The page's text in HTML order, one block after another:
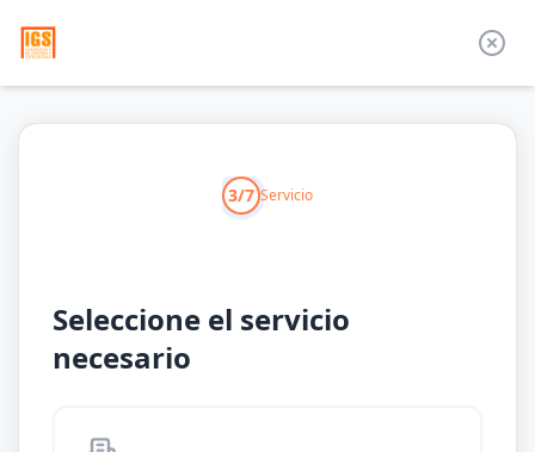
3/7 Servicio
Seleccione el servicio
necesario